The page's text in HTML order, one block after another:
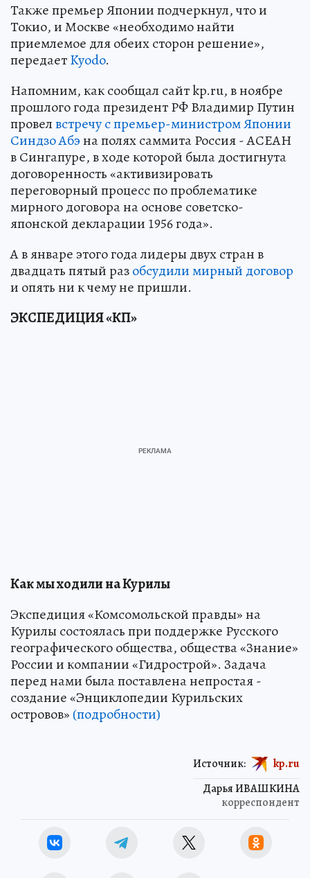
Также премьер Японии подчеркнул, что и
Токио, и Москве «необходимо найти
приемлемое для обеих сторон решение»,
передаетKyodo.
Напомним, как сообщал сайт kp.ru, в ноябре
прошлого года президент РФ Владимир Путин
провелвстречу с премьер-министром Японии
Синдзо Абэна полях саммита Россия - АСЕАН
в Сингапуре, в ходе которой была достигнута
договоренность «активизировать
переговорный процесс по проблематике
мирного договора на основе советско-
японской декларации 1956 года».
А в январе этого года лидеры двух стран в
двадцать пятый разобсудили мирный договор
и опять ни к чему не пришли.
ЭКСПЕДИЦИЯ «КП»
Как мы ходили на Курилы
Экспедиция «Комсомольской правды» на
Курилы состоялась при поддержке Русского
географического общества, общества «Знание»
России и компании «Гидрострой». Задача
перед нами была поставлена непростая -
создание «Энциклопедии Курильских
островов» (подробности)
Дарья ИВАШКИНА
корреспондент
Источник: kp.ru